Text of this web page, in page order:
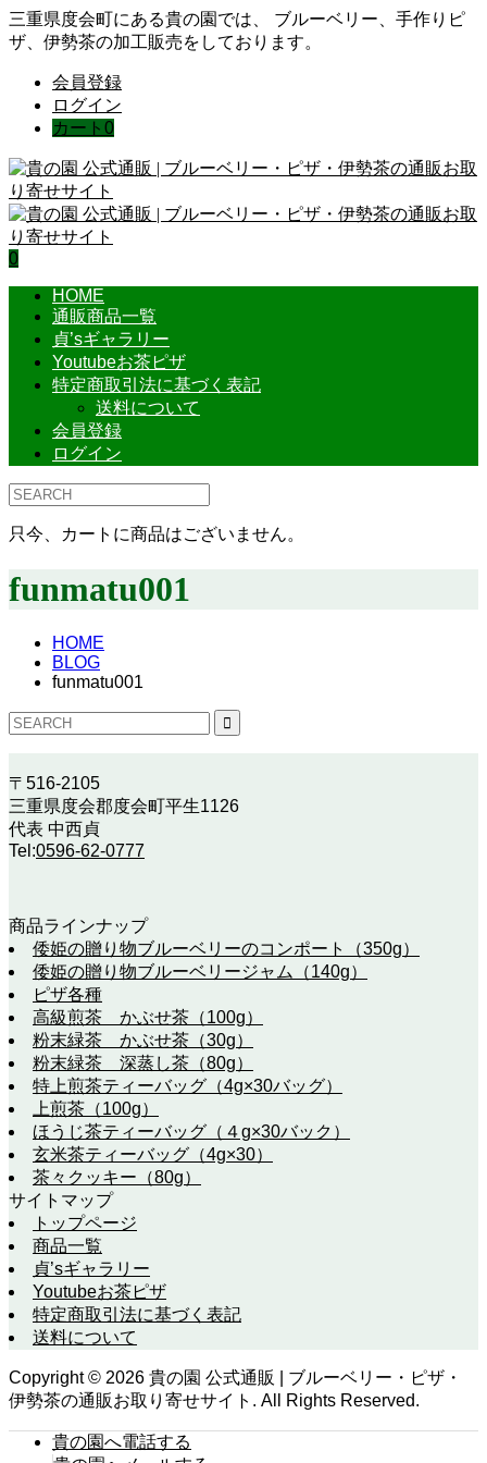
三重県度会町にある貴の園では、 ブルーベリー、手作りピ
ザ、伊勢茶の加工販売をしております。
会員登録
ログイン
カート 0
0
HOME
通販商品一覧
貞’sギャラリー
Youtubeお茶ピザ
特定商取引法に基づく表記
送料について
会員登録
ログイン
只今、カートに商品はございません。
funmatu001
HOME
BLOG
funmatu001
〒516-2105
三重県度会郡度会町平生1126
代表 中西貞
Tel:0596-62-0777
商品ラインナップ
倭姫の贈り物ブルーベリーのコンポート（350g）
倭姫の贈り物ブルーベリージャム（140g）
ピザ各種
高級煎茶 かぶせ茶（100g）
粉末緑茶 かぶせ茶（30g）
粉末緑茶 深蒸し茶（80g）
特上煎茶ティーバッグ（4g×30バッグ）
上煎茶（100g）
ほうじ茶ティーバッグ（４g×30バック）
玄米茶ティーバッグ（4g×30）
茶々クッキー（80g）
サイトマップ
トップページ
商品一覧
貞’sギャラリー
Youtubeお茶ピザ
特定商取引法に基づく表記
送料について
Copyright © 2026 貴の園 公式通販 | ブルーベリー・ピザ・
伊勢茶の通販お取り寄せサイト. All Rights Reserved.
貴の園へ電話する